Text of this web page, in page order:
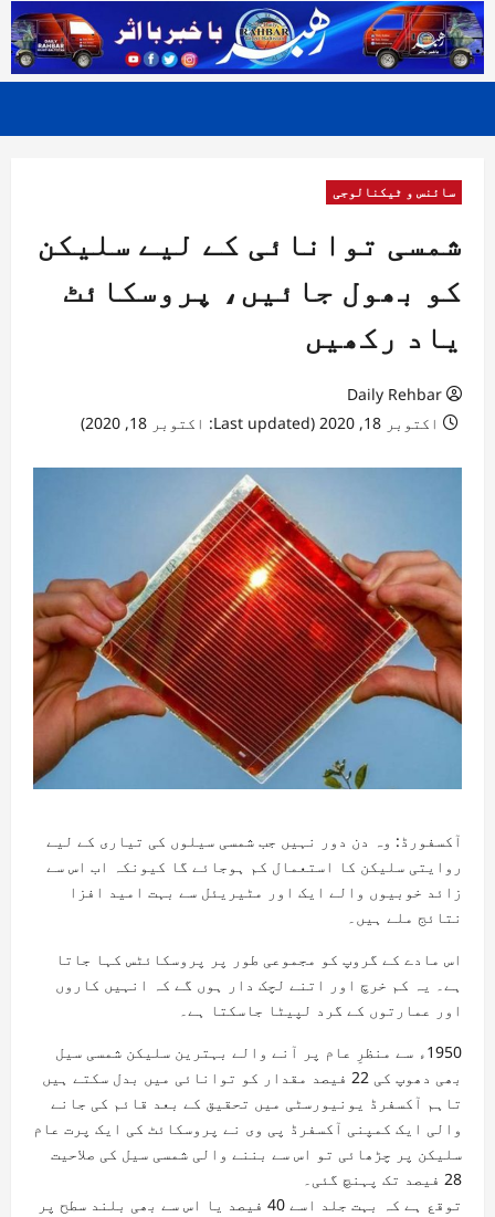
سائنس و ٹیکنالوجی
شمسی توانائی کے لیے سلیکن
کو بھول جائیں، پروسکائٹ
یاد رکھیں
Daily Rehbar
اکتوبر 18, 2020 (Last updated: اکتوبر 18, 2020)
آکسفورڈ: وہ دن دور نہیں جب شمسی سیلوں کی تیاری کے لیے
روایتی سلیکن کا استعمال کم ہوجائے گا کیونکہ اب اس سے
زائد خوبیوں والے ایک اور مٹیریئل سے بہت امید افزا
نتائج ملے ہیں۔
اس مادے کے گروپ کو مجموعی طور پر پروسکائٹس کہا جاتا
ہے۔ یہ کم خرچ اور اتنے لچک دار ہوں گے کہ انہیں کاروں
اور عمارتوں کے گرد لپیٹا جاسکتا ہے۔
1950ء سے منظرِ عام پر آنے والے بہترین سلیکن شمسی سیل
بھی دھوپ کی 22 فیصد مقدار کو توانائی میں بدل سکتے ہیں
تاہم آکسفرڈ یونیورسٹی میں تحقیق کے بعد قائم کی جانے
والی ایک کمپنی آکسفرڈ پی وی نے پروسکائٹ کی ایک پرت عام
سلیکن پر چڑھائی تو اس سے بننے والی شمسی سیل کی صلاحیت
28 فیصد تک پہنچ گئی۔
توقع ہے کہ بہت جلد اسے 40 فیصد یا اس سے بھی بلند سطح پر